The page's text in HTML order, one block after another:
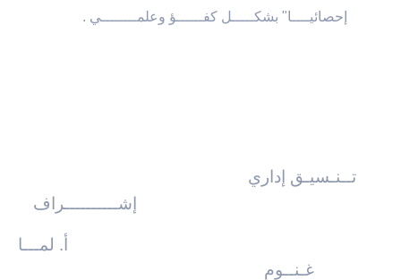
إحصائيــــا" بشكـــــل كفــــــؤ وعلمــــــــي .
تــنـسيـق إداري
إشــــــــــراف
أ. لمـــا
غـنــوم